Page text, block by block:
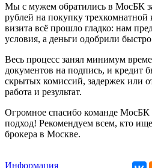
Мы с мужем обратились в МосБК
рублей на покупку
визита всё прошло гладко: нам
условия, а деньги одобрили
Весь процесс занял минимум
документов на подпись, и кредит
скрытых комиссий, задержек или
работа и результат.
Огромное спасибо команде МосБК
подход! Рекомендуем всем, кто
брокера в Москве.
Информация